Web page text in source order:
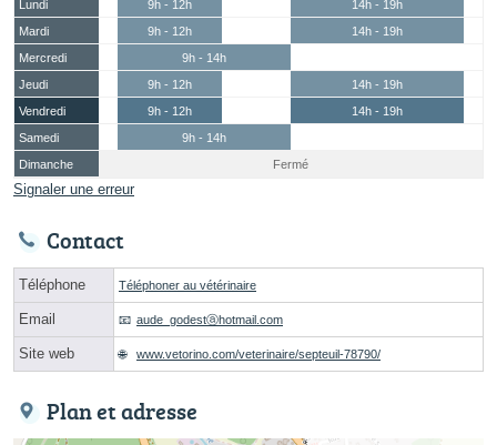
Lundi 9h - 12h
14h - 19h
Mardi
9h - 12h
14h - 19h
Mercredi
9h - 14h
Jeudi
9h - 12h
14h - 19h
Vendredi
9h - 12h
14h - 19h
Samedi
9h - 14h
Dimanche
Fermé
Signaler une erreur
Contact
Téléphone Téléphoner au vétérinaire
Email aude_godestⓐhotmail.com
Site web www.vetorino.com/veterinaire/septeuil-78790/
Plan et adresse